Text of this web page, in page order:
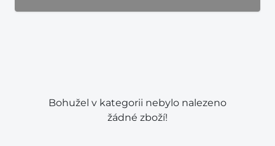
Bohužel v kategorii nebylo nalezeno
žádné zboží!